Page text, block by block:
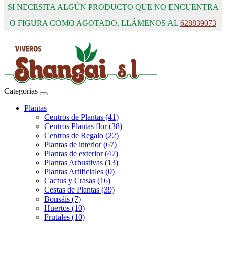
SI NECESITA ALGÚN PRODUCTO QUE NO ENCUENTRA
O FIGURA COMO AGOTADO, LLÁMENOS AL 628839073
Categorias
Plantas
Centros de Plantas (41)
Centros Plantas flor (38)
Centros de Regalo (22)
Plantas de interior (67)
Plantas de exterior (47)
Plantas Arbustivas (13)
Plantas Artificiales (0)
Cactus y Crasas (16)
Cestas de Plantas (39)
Bonsáis (7)
Huertos (10)
Frutales (10)